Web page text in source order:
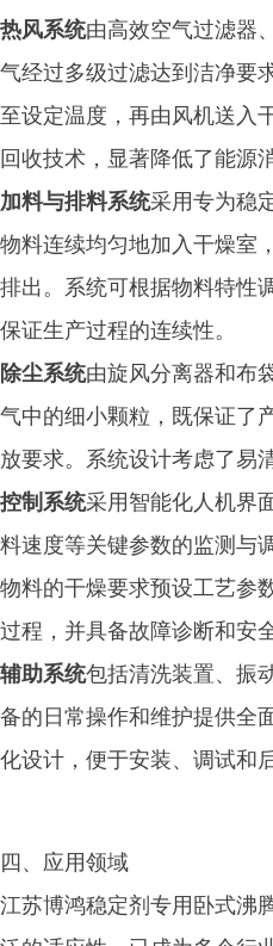
热风系统由高效空气过滤器
气经过多级过滤达到洁净要
至设定温度，再由风机送入
回收技术，显著降低了能源
加料与排料系统采用专为稳
物料连续均匀地加入干燥室
排出。系统可根据物料特性
保证生产过程的连续性。
除尘系统由旋风分离器和布
气中的细小颗粒，既保证了
放要求。系统设计考虑了易
控制系统采用智能化人机界
料速度等关键参数的监测与
物料的干燥要求预设工艺参
过程，并具备故障诊断和安
辅助系统包括清洗装置、振
备的日常操作和维护提供全
化设计，便于安装、调试和
四、应用领域
江苏博鸿稳定剂专用卧式沸